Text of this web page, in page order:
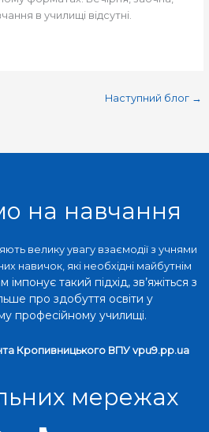
в училищі відсутні.
Наступний блог →
на навчання
велику увагу взаємодії з учнями
навичок, які необхідні майбутнім
такий підхід, зв’яжіться з
про здобуття освіти у
професійному училищі.
Кропивницького ВПУ vpu9.pp.ua
мережах